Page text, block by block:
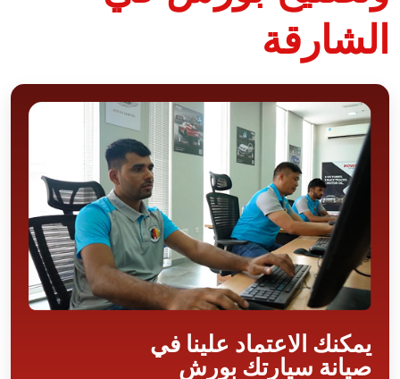
الشارقة
يمكنك الاعتماد علينا في
صيانة سيارتك بورش